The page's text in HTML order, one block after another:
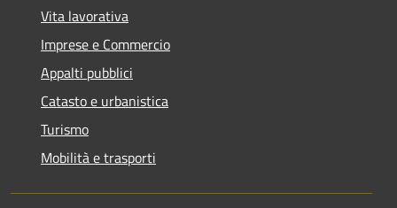
Vita lavorativa
Imprese e Commercio
Appalti pubblici
Catasto e urbanistica
Turismo
Mobilità e trasporti